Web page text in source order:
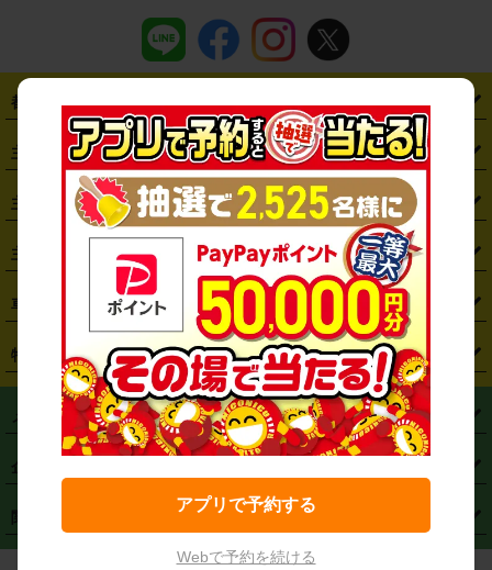
都道府県から探す
・ 北海道 ・青森県 ・岩手県 ・宮城県 ・秋田県 ・山形県
・東京都 ・神奈川県 ・埼玉県 ・千葉県 ・茨城県
・ 栃木県 ・群馬県 ・山梨県 ・愛知県 ・静岡県 ・岐阜県
・ 新潟県 富山県 ・石川県 ・福井県 ・大阪府
京都府 滋賀県 ・和歌山県 ・ 奈良県 ・三重県
・島根県 ・岡山県 ・広島県 ・山口県 ・徳島県
香川県 ・愛媛県 ・高知県 ・福岡県 ・佐賀県 ・長崎県
熊本県 ・大分県 ・宮崎県 ・鹿児島県 ・沖縄県
主要駅から探す
・ 札幌駅 ・仙台駅 ・新宿駅 ・池袋駅 ・渋谷駅 ・東京駅
・川崎駅 ・大宮駅 ・西船橋駅 ・柏駅 ・名古屋駅
・ 難波駅 三宮駅 ・京都駅 ・ 広島駅 ・博多駅
・ 那覇空港駅
主要空港から探す
・ 新千歳空港 仙台空港
・羽田空港
・ 中部国際空港セントレア ・ 関西国際空港
・ 大阪国際空港（伊丹空港） ・神戸空港
・ 岡山空港 ・徳島空港
・ 福岡空港 ・鹿児島空港
・
主要都市から探す
・仙台市
・さいたま市
・ 横浜市 ・川崎市
相模原市 ・新潟市
静岡市 ・浜松市
・ 名古屋市 ・京都市
・ 堺市
・ ・岡山市
車種から探す
・コンパクトカー ・ステーションワゴン・セダン
ミニバン・ワンボックス ・ 高級ミニバン・ワンボックス
・ 軽トラック・商用バン
トラック・バン (タウンエースバン、ライトエースバン等)
(ハイエースバン・キャラバン等)
特徴から探す
ハイブリッド ・宅配レンタカー ・ETCカードレンタル
・ 長期レンタル ・深夜時間帯レンタル ・免責補償プラス
・
・ 国際運転免許証 ・営業時間外返却サービス
メニュー
トップページ ・はじめての方へ ・ご利用案内
・ 予約から返却まで
・店舗を探す
企業情報
・ ニュース ・フランチャイズ募集
関連サービス
カーリースなら「定額ニコノリパック」
アプリで予約する
Webで予約を続ける